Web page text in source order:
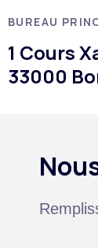
BUREAU
1 Cours
33000